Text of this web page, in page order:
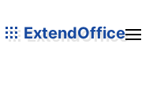
ExtendOffice